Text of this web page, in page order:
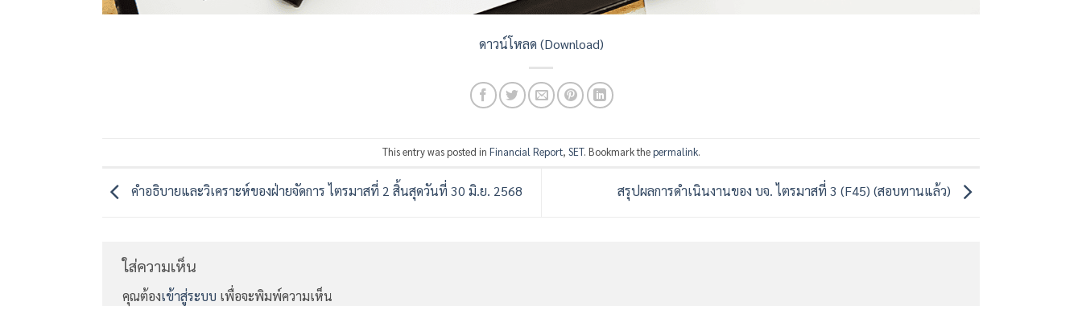
ดาวน์โหลด (Download)
This entry was posted in Financial Report, SET. Bookmark thepermalink.
คำอธิบายและวิเคราะห์ของฝ่ายจัดการ ไตรมาสที่ 2 สิ้นสุดวันที่ 30 มิ.ย. 2568 สรุปผลการดำเนินงานของ บจ. ไตรมาสที่ 3 (F45) (สอบทานแล้ว)
ใส่ความเห็น
คุณต้องเข้าสู่ระบบ เพื่อจะพิมพ์ความเห็น